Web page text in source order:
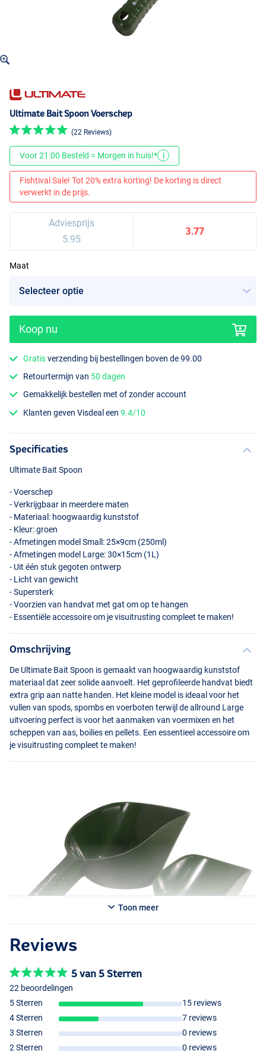
Ultimate Bait Spoon Voerschep
(22 Reviews)
Voor 21:00 Besteld = Morgen in huis!* i
Fishtival Sale! Tot 20% extra korting! De korting is direct
verwerkt in de prijs.
Adviesprijs
5.95
3.77
Maat
Koop nu
Gratisverzending bij bestellingen boven de 99.00
Retourtermijn van 50 dagen
Gemakkelijk bestellen met of zonder account
Klanten geven Visdeal een9.4/10
Specificaties
Ultimate Bait Spoon
- Voerschep
- Verkrijgbaar in meerdere maten
- Materiaal: hoogwaardig kunststof
- Kleur: groen
- Afmetingen model Small: 25×9cm (250ml)
- Afmetingen model Large: 30×15cm (1L)
- Uit één stuk gegoten ontwerp
- Licht van gewicht
- Supersterk
- Voorzien van handvat met gat om op te hangen
- Essentiële accessoire om je visuitrusting compleet te maken!
Omschrijving
De Ultimate Bait Spoon is gemaakt van hoogwaardig kunststof
materiaal dat zeer solide aanvoelt. Het geprofileerde handvat biedt
extra grip aan natte handen. Het kleine model is ideaal voor het
vullen van spods, spombs en voerboten terwijl de allround Large
uitvoering perfect is voor het aanmaken van voermixen en het
scheppen van aas, boilies en pellets. Een essentieel accessoire om
je visuitrusting compleet te maken!
Toon meer
Reviews
5 van 5 Sterren
22 beoordelingen
5 Sterren
15 reviews
4 Sterren
7 reviews
3 Sterren
0 reviews
2 Sterren
0 reviews